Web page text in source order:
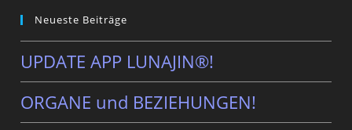
Neueste Beiträge
UPDATE APP LUNAJIN®!
ORGANE und BEZIEHUNGEN!